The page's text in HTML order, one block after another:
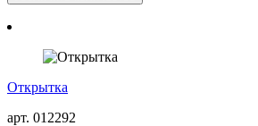
Открытка
арт. 012292